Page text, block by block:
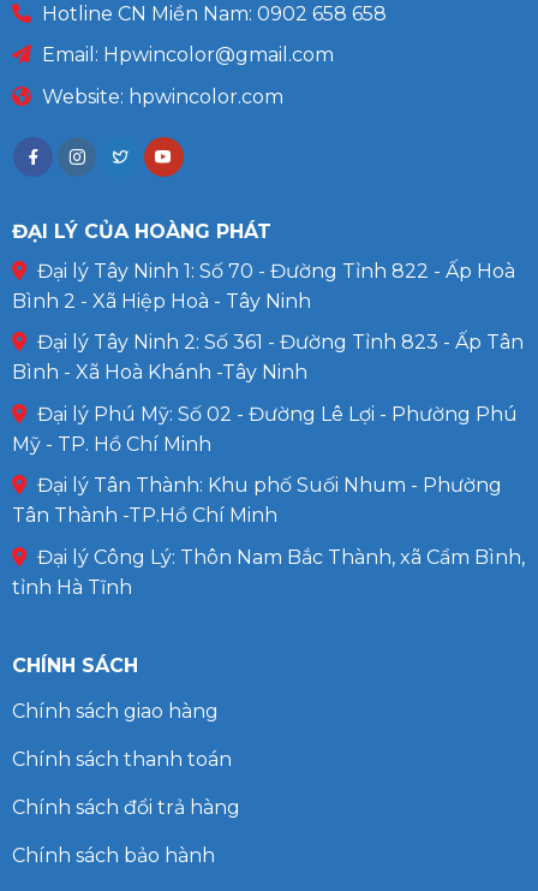
Hotline CN Miền Nam: 0902 658 658
Email: Hpwincolor@gmail.com
Website: hpwincolor.com
ĐẠI LÝ CỦA HOÀNG PHÁT
Đại lý Tây Ninh 1: Số 70 - Đường Tỉnh 822 - Ấp Hoà
Bình 2 - Xã Hiệp Hoà - Tây Ninh
Đại lý Tây Ninh 2: Số 361 - Đường Tỉnh 823 - Ấp Tân
Bình - Xã Hoà Khánh -Tây Ninh
Đại lý Phú Mỹ: Số 02 - Đường Lê Lợi - Phường Phú
Mỹ - TP. Hồ Chí Minh
Đại lý Tân Thành: Khu phố Suối Nhum - Phường
Tân Thành -TP.Hồ Chí Minh
Đại lý Công Lý: Thôn Nam Bắc Thành, xã Cẩm Bình,
tỉnh Hà Tĩnh
CHÍNH SÁCH
Chính sách giao hàng
Chính sách thanh toán
Chính sách đổi trả hàng
Chính sách bảo hành